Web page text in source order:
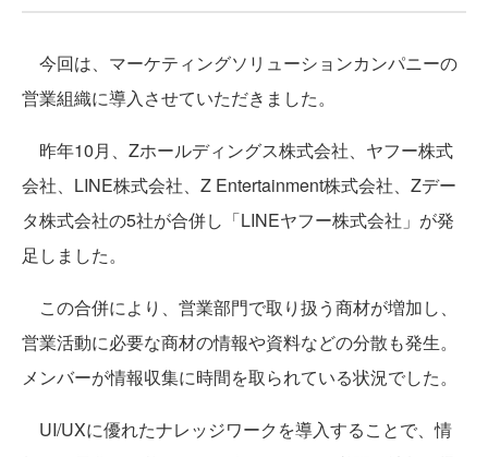
今回は、マーケティングソリューションカンパニーの
営業組織に導入させていただきました。
昨年10月、Zホールディングス株式会社、ヤフー株式
会社、LINE株式会社、Z Entertainment株式会社、Zデー
タ株式会社の5社が合併し「LINEヤフー株式会社」が発
足しました。
この合併により、営業部門で取り扱う商材が増加し、
営業活動に必要な商材の情報や資料などの分散も発生。
メンバーが情報収集に時間を取られている状況でした。
UI/UXに優れたナレッジワークを導入することで、情